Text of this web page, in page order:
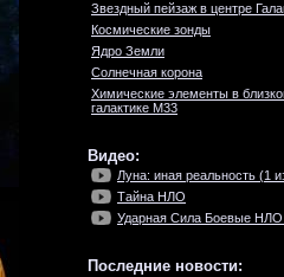
Звездный пейзаж в центре
Космические зонды
Ядро Земли
Солнечная корона
Химические элементы в
галактике M33
Видео:
Луна: иная реальность (1
Тайна НЛО
Ударная Сила Боевые НЛО
Последние новости: